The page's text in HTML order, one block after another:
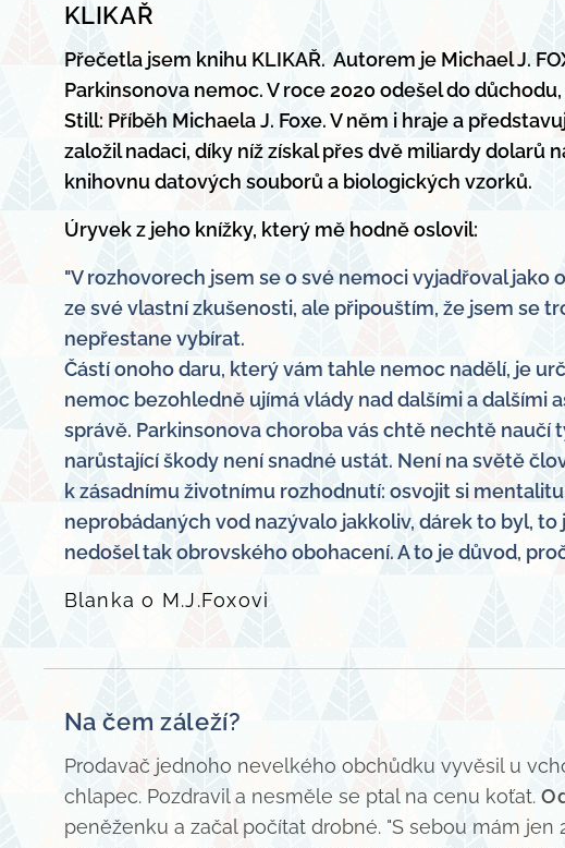
KLIKAŘ
Přečetla jsem knihu KLIKAŘ. Autorem je Michael J.
Parkinsonova nemoc. V roce 2020 odešel do
Still: Příběh Michaela J. Foxe. V něm i hraje a
založil nadaci, díky níž získal přes dvě miliardy
knihovnu datových souborů a biologických vzorků.
Úryvek z jeho knížky, který mě hodně oslovil:
"V rozhovorech jsem se o své nemoci vyjadřoval
ze své vlastní zkušenosti, ale připouštím, že jsem se
nepřestane vybírat.
Částí onoho daru, který vám tahle nemoc nadělí, je
nemoc bezohledně ujímá vlády nad dalšími a dalšími
správě. Parkinsonova choroba vás chtě nechtě
narůstající škody není snadné ustát. Není na světě
k zásadnímu životnímu rozhodnutí: osvojit si
neprobádaných vod nazývalo jakkoliv, dárek to byl,
nedošel tak obrovského obohacení. A to je důvod,
Blanka o M.J.Foxovi
Na čem záleží?
Prodavač jednoho nevelkého obchůdku vyvěsil u
chlapec. Pozdravil a nesměle se ptal na cenu koťat.
peněženku a začal počítat drobné. "S sebou mám